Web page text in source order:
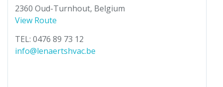
2360 Oud-Turnhout, Belgium
View Route
TEL: 0476 89 73 12
info@lenaertshvac.be